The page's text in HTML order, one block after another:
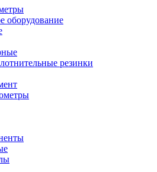
оборудование
резинки